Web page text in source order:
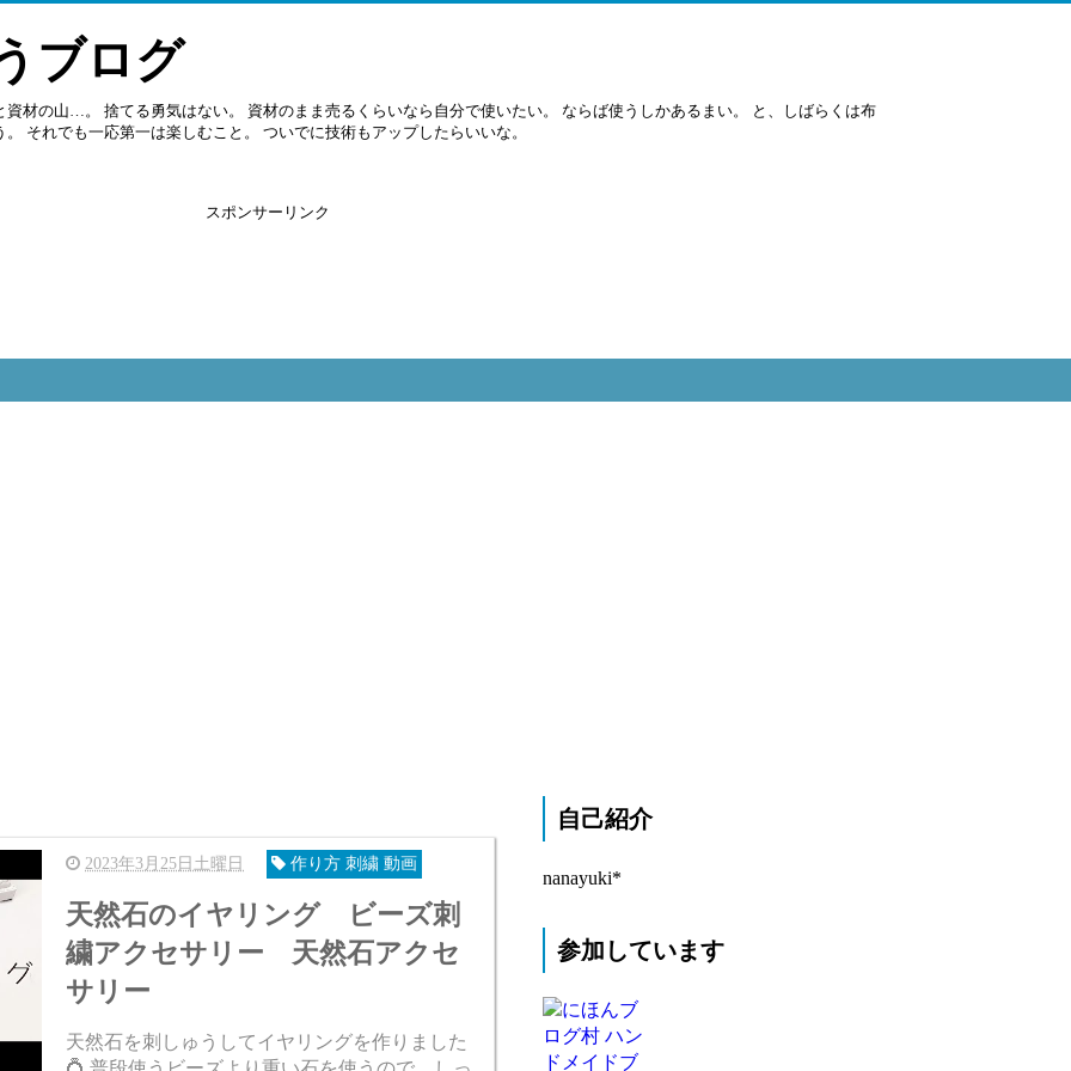
ブログ
材の山…。 捨てる勇気はない。 資材のまま売るくらいなら自分で使いたい。 ならば使うしかあるまい。 と、しばらくは布
それでも一応第一は楽しむこと。 ついでに技術もアップしたらいいな。
スポンサーリンク
2023年3月25日土曜日 作り方 刺繍 動画
天然石のイヤリング ビーズ刺
繍アクセサリー 天然石アクセ
サリー
天然石を刺しゅうしてイヤリングを作りました
自己紹介
nanayuki*
参加しています